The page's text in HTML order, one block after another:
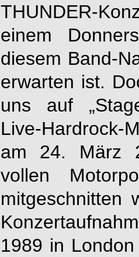
THUNDER-
einem
diesem Band-
erwarten ist.
uns auf
Live-
am 24. März
vollen
mitgeschnitten
1989 in